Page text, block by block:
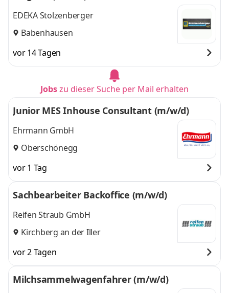
EDEKA Stolzenberger
Babenhausen
vor 14 Tagen
Jobszu dieser Suche per Mail erhalten
Junior MES Inhouse Consultant (m/w/d)
Ehrmann GmbH
Oberschönegg
vor 1 Tag
Sachbearbeiter Backoffice (m/w/d)
Reifen Straub GmbH
Kirchberg an der Iller
vor 2 Tagen
Milchsammelwagenfahrer (m/w/d)